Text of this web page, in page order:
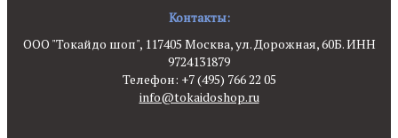
Контакты:
ООО "Токайдо шоп", 117405 Москва, ул. Дорожная, 60Б. ИНН
9724131879
Телефон: +7 (495) 766 22 05
info@tokaidoshop.ru